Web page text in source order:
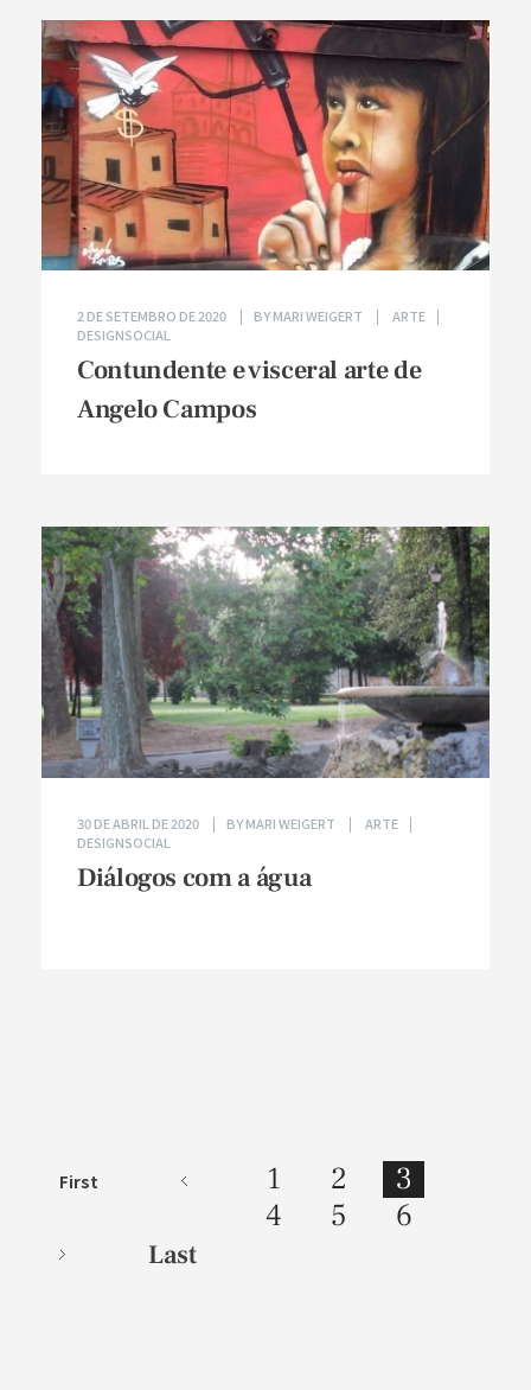
Contundente e visceral arte de
Angelo Campos
2 DE SETEMBRO DE 2020 BYMARI WEIGERT
ARTE
DESIGNSOCIAL
Diálogos com a água
30 DE ABRIL DE 2020 BYMARI WEIGERT
ARTE
DESIGNSOCIAL
First 1 2
3
4
5 6
Last